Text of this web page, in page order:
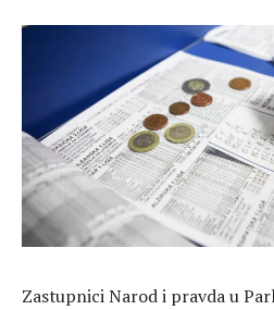
ZastupniciNarod i pravdau